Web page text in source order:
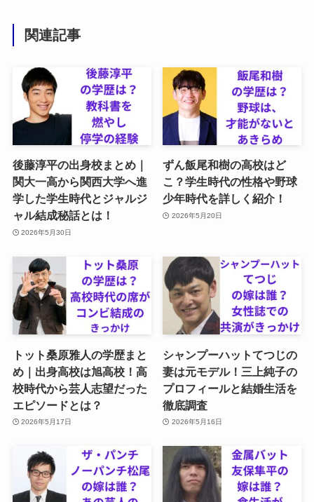
関連記事
後藤淳平の出身校まとめ｜
関大一高から関西大学へ進
学した学生時代とジャルジ
ャル結成秘話とは！
2026年5月30日
ずん飯尾和樹の高校はど
こ？学生時代の性格や野球
少年時代を詳しく紹介！
2026年5月20日
トット桑原雅人の学歴まと
め｜出身高校は旭高校！高
校時代から芸人志望だった
エピソードとは？
2026年5月17日
シャンプーハットてつじの
妻は元モデル！三上純子の
プロフィールと結婚生活を
徹底調査
2026年5月16日